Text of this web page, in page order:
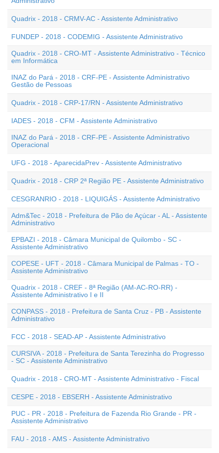
Quadrix - 2018 - CRMV-AC - Assistente Administrativo
FUNDEP - 2018 - CODEMIG - Assistente Administrativo
Quadrix - 2018 - CRO-MT - Assistente Administrativo - Técnico
em Informática
INAZ do Pará - 2018 - CRF-PE - Assistente Administrativo
Gestão de Pessoas
Quadrix - 2018 - CRP-17/RN - Assistente Administrativo
IADES - 2018 - CFM - Assistente Administrativo
INAZ do Pará - 2018 - CRF-PE - Assistente Administrativo
Operacional
UFG - 2018 - AparecidaPrev - Assistente Administrativo
Quadrix - 2018 - CRP 2ª Região PE - Assistente Administrativo
CESGRANRIO - 2018 - LIQUIGÁS - Assistente Administrativo
Adm&Tec - 2018 - Prefeitura de Pão de Açúcar - AL - Assistente
Administrativo
EPBAZI - 2018 - Câmara Municipal de Quilombo - SC -
Assistente Administrativo
COPESE - UFT - 2018 - Câmara Municipal de Palmas - TO -
Assistente Administrativo
Quadrix - 2018 - CREF - 8ª Região (AM-AC-RO-RR) -
Assistente Administrativo I e II
CONPASS - 2018 - Prefeitura de Santa Cruz - PB - Assistente
Administrativo
FCC - 2018 - SEAD-AP - Assistente Administrativo
CURSIVA - 2018 - Prefeitura de Santa Terezinha do Progresso
- SC - Assistente Administrativo
Quadrix - 2018 - CRO-MT - Assistente Administrativo - Fiscal
CESPE - 2018 - EBSERH - Assistente Administrativo
PUC - PR - 2018 - Prefeitura de Fazenda Rio Grande - PR -
Assistente Administrativo
FAU - 2018 - AMS - Assistente Administrativo